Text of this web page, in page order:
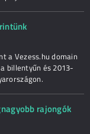
a Vezess.hu domain
billentyűn és 2013-
rajongók